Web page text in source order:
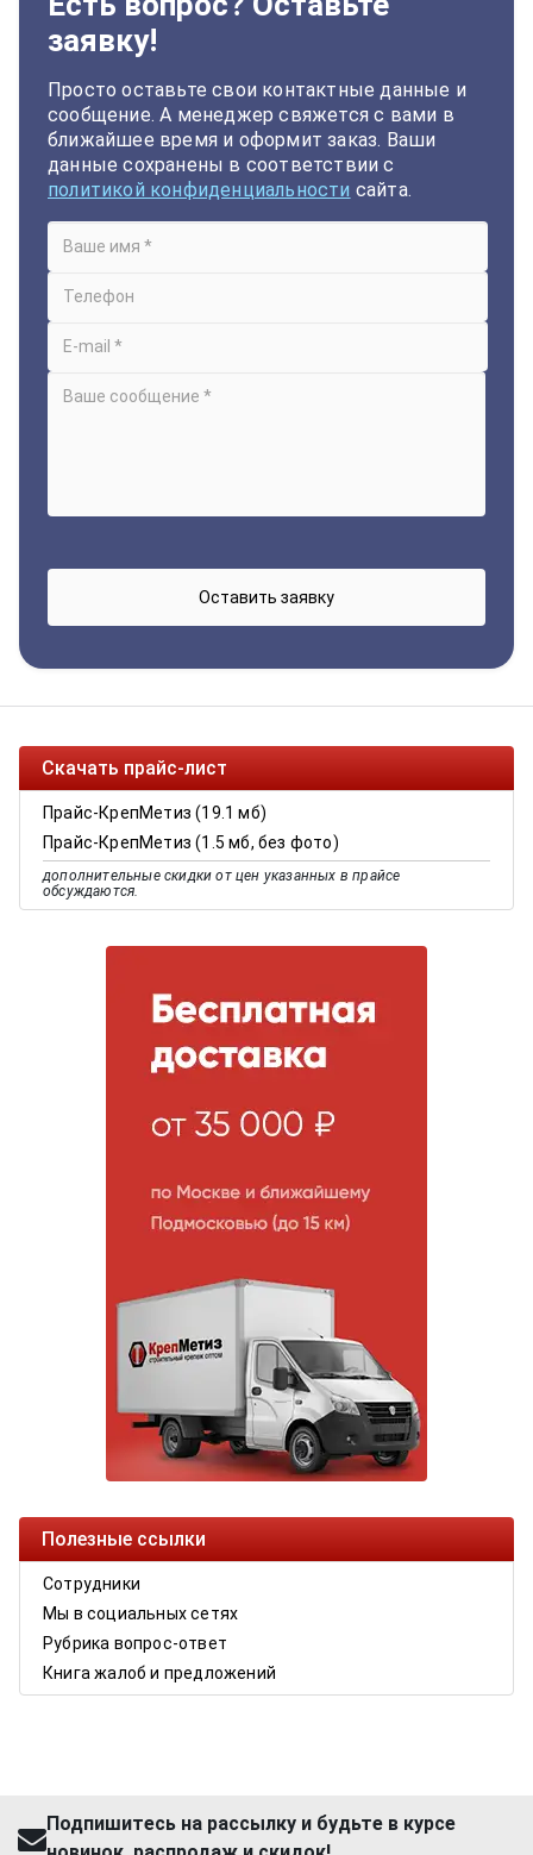
заявку!
Просто оставьте свои контактные данные и
сообщение. А менеджер свяжется с вами в
ближайшее время и оформит заказ. Ваши
данные сохранены в соответствии с
политикой конфиденциальности сайта.
Скачать прайс-лист
Прайс-КрепМетиз (19.1 мб)
Прайс-КрепМетиз (1.5 мб, без фото)
дополнительные скидки от цен указанных в прайсе
обсуждаются.
Полезные ссылки
Сотрудники
Мы в социальных сетях
Рубрика вопрос-ответ
Книга жалоб и предложений
Подпишитесь на рассылку и будьте в курсе